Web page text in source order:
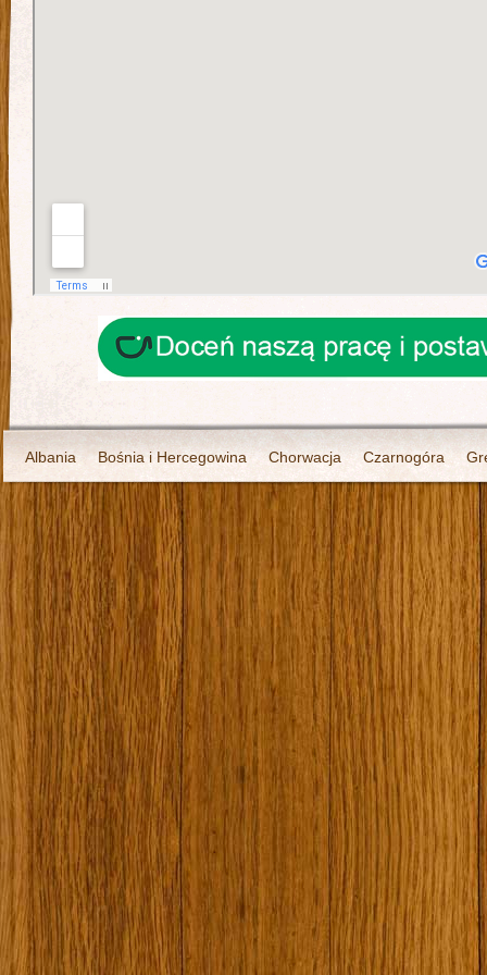
Albania Bośnia i Hercegowina Chorwacja Czarnogóra